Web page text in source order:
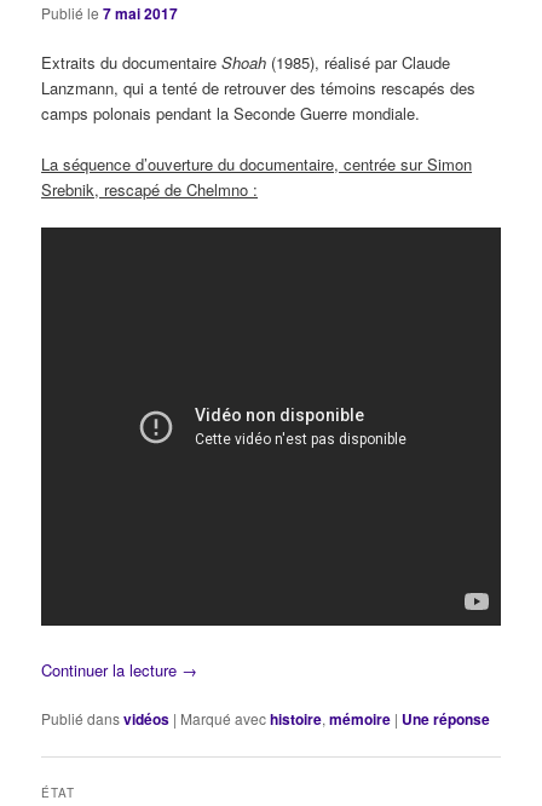
Publié le7 mai 2017
Extraits du documentaireShoah (1985), réalisé par Claude
Lanzmann, qui a tenté de retrouver des témoins rescapés des
camps polonais pendant la Seconde Guerre mondiale.
La séquence d’ouverture du documentaire, centrée sur Simon
Srebnik, rescapé de Chelmno :
Continuer la lecture →
Publié dansvidéos | Marqué avechistoire,mémoire | Uneréponse
ÉTAT